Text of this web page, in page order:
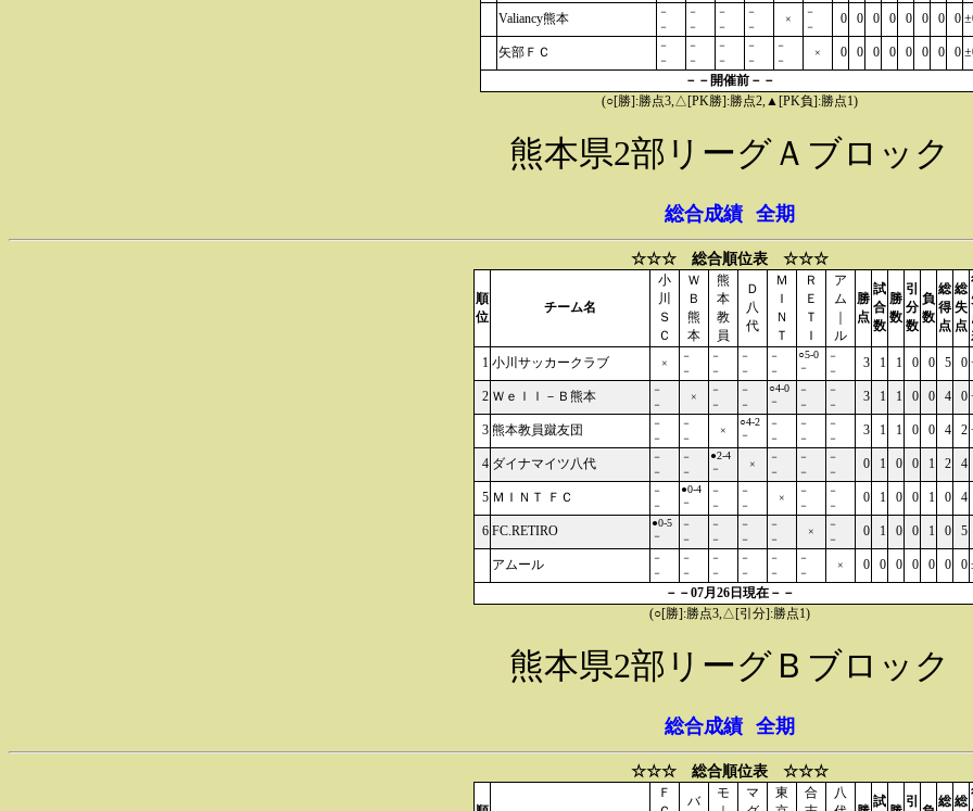
Valiancy熊本
－
－
－
－
－
－
－
－
×
－
－
0 0 0 0 0 0 0 0
矢部ＦＣ
－
－
－
－
－
－
－
－
－
－
× 0 0 0 0 0 0 0 0
－－開催前－－
(○[勝]:勝点3,△[PK勝]:勝点2,▲[PK負]:勝点1)
熊本県2部リーグＡブロック
総合成績 全期
☆☆☆ 総合順位表 ☆☆☆
順
位
チーム名
小
川
Ｓ
Ｃ
Ｗ
Ｂ
熊
本
熊
本
教
員
Ｄ
八
代
Ｍ
Ｉ
Ｎ
Ｔ
Ｒ
Ｅ
Ｔ
Ｉ
ア
ム
ル
勝
点
試
合
数
勝
数
引
分
数
負
数
総
得
点
総
失
点
1 小川サッカークラブ ×
－
－
－
－
－
－
－
－
○5-0
－
－
－
3 1 1 0 0 5 0
2 Ｗｅｌｌ－Ｂ熊本
－
－
×
－
－
－
－
○4-0
－
－
－
－
－
3 1 1 0 0 4 0
3 熊本教員蹴友団
－
－
－
－
×
○4-2
－
－
－
－
－
－
－
3 1 1 0 0 4 2
4 ダイナマイツ八代
－
－
－
－
●2-4
－
×
－
－
－
－
－
－
0 1 0 0 1 2 4
5 ＭＩＮＴ ＦＣ
－
－
●0-4
－
－
－
－
－
×
－
－
－
－
0 1 0 0 1 0 4
6 FC.RETIRO
●0-5
－
－
－
－
－
－
－
－
－
×
－
－
0 1 0 0 1 0 5
アムール
－
－
－
－
－
－
－
－
－
－
－
－
× 0 0 0 0 0 0 0
－－07月26日現在－－
(○[勝]:勝点3,△[引分]:勝点1)
熊本県2部リーグＢブロック
総合成績 全期
☆☆☆ 総合順位表 ☆☆☆
Ｆ
バ
モ
マ
東
合
八
試 引 総 総